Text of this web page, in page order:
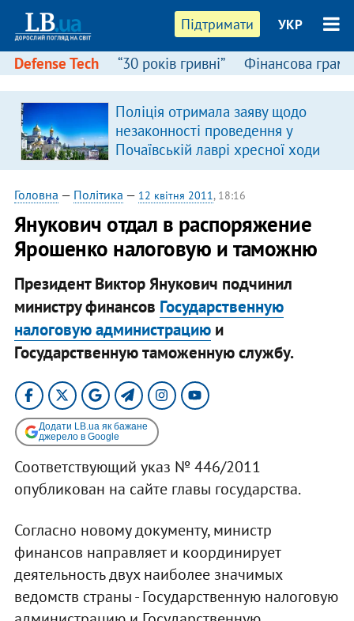
Підтримати УКР
Defense Tech “30 років гривні” Фінансова
Поліція отримала заяву щодо
незаконності проведення у
Почаївській лаврі хресної ходи
Головна — Політика — 12 квітня 2011, 18:16
​Янукович отдал в распоряжение
Ярошенко налоговую и таможню
Президент Виктор Янукович подчинил
министру финансов Государственную
налоговую администрациюи
Государственную таможенную службу.
Додати LB.ua як бажане
джерело в Google
Соответствующий указ № 446/2011
опубликован на сайте главы государства.
Согласно новому документу, министр
финансов направляет и координирует
деятельность двух наиболее значимых
ведомств страны - Государственную налоговую